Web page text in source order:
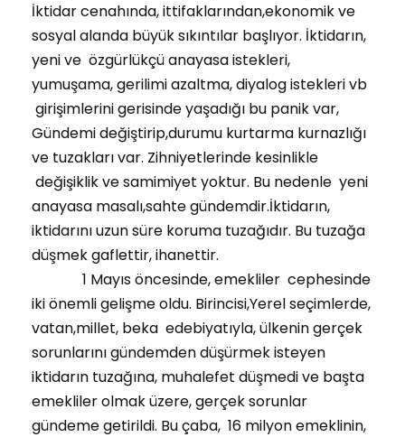
İktidar cenahında, ittifaklarından,ekonomik ve
sosyal alanda büyük sıkıntılar başlıyor. İktidarın,
yeni ve özgürlükçü anayasa istekleri,
yumuşama, gerilimi azaltma, diyalog istekleri vb
girişimlerini gerisinde yaşadığı bu panik var,
Gündemi değiştirip,durumu kurtarma kurnazlığı
ve tuzakları var. Zihniyetlerinde kesinlikle
değişiklik ve samimiyet yoktur. Bu nedenle yeni
anayasa masalı,sahte gündemdir.İktidarın,
iktidarını uzun süre koruma tuzağıdır. Bu tuzağa
düşmek gaflettir, ihanettir.
1 Mayıs öncesinde, emekliler cephesinde
iki önemli gelişme oldu. Birincisi,Yerel seçimlerde,
vatan,millet, beka edebiyatıyla, ülkenin gerçek
sorunlarını gündemden düşürmek isteyen
iktidarın tuzağına, muhalefet düşmedi ve başta
emekliler olmak üzere, gerçek sorunlar
gündeme getirildi. Bu çaba, 16 milyon emeklinin,